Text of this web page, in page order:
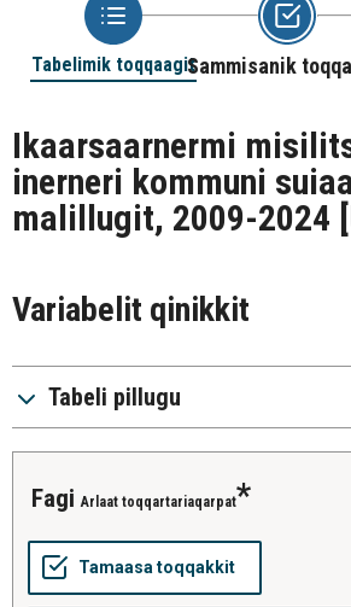
Tabelimik toqqaagitSammisanik
Ikaarsaarnermi
inerneri kommuni
malillugit, 2009-2024
Variabelit qinikkit
Tabeli pillugu
fagi Arlaat toqqartariaqarpat